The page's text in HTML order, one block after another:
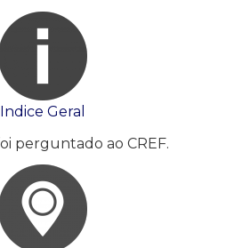
Indice Geral
perguntado ao CREF.